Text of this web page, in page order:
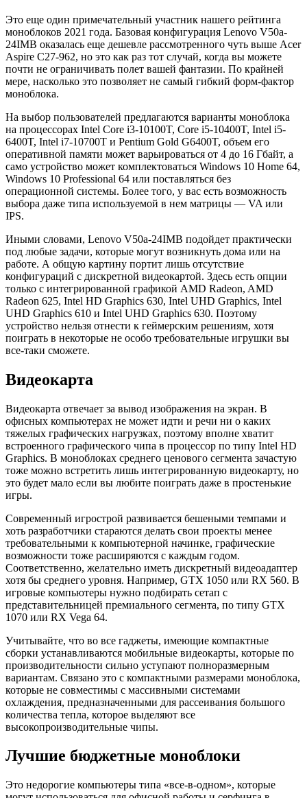
Это еще один примечательный участник нашего рейтинга
моноблоков 2021 года. Базовая конфигурация Lenovo V50a-
24IMB оказалась еще дешевле рассмотренного чуть выше Acer
Aspire C27-962, но это как раз тот случай, когда вы можете
почти не ограничивать полет вашей фантазии. По крайней
мере, насколько это позволяет не самый гибкий форм-фактор
моноблока.
На выбор пользователей предлагаются варианты моноблока
на процессорах Intel Core i3-10100T, Core i5-10400T, Intel i5-
6400T, Intel i7-10700T и Pentium Gold G6400T, объем его
оперативной памяти может варьироваться от 4 до 16 Гбайт, а
само устройство может комплектоваться Windows 10 Home 64,
Windows 10 Professional 64 или поставляться без
операционной системы. Более того, у вас есть возможность
выбора даже типа используемой в нем матрицы — VA или
IPS.
Иными словами, Lenovo V50a-24IMB подойдет практически
под любые задачи, которые могут возникнуть дома или на
работе. А общую картину портит лишь отсутствие
конфигураций с дискретной видеокартой. Здесь есть опции
только с интегрированной графикой AMD Radeon, AMD
Radeon 625, Intel HD Graphics 630, Intel UHD Graphics, Intel
UHD Graphics 610 и Intel UHD Graphics 630. Поэтому
устройство нельзя отнести к геймерским решениям, хотя
поиграть в некоторые не особо требовательные игрушки вы
все-таки сможете.
Видеокарта
Видеокарта отвечает за вывод изображения на экран. В
офисных компьютерах не может идти и речи ни о каких
тяжелых графических нагрузках, поэтому вполне хватит
встроенного графического чипа в процессор по типу Intel HD
Graphics. В моноблоках среднего ценового сегмента зачастую
тоже можно встретить лишь интегрированную видеокарту, но
это будет мало если вы любите поиграть даже в простенькие
игры.
Современный игрострой развивается бешеными темпами и
хоть разработчики стараются делать свои проекты менее
требовательными к компьютерной начинке, графические
возможности тоже расширяются с каждым годом.
Соответственно, желательно иметь дискретный видеоадаптер
хотя бы среднего уровня. Например, GTX 1050 или RX 560. В
игровые компьютеры нужно подбирать сетап с
представительницей премиального сегмента, по типу GTX
1070 или RX Vega 64.
Учитывайте, что во все гаджеты, имеющие компактные
сборки устанавливаются мобильные видеокарты, которые по
производительности сильно уступают полноразмерным
вариантам. Связано это с компактными размерами моноблока,
которые не совместимы с массивными системами
охлаждения, предназначенными для рассеивания большого
количества тепла, которое выделяют все
высокопроизводительные чипы.
Лучшие бюджетные моноблоки
Это недорогие компьютеры типа «все-в-одном», которые